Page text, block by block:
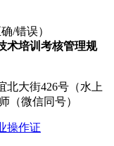
/错误）
术培训考核管理规
北大街426号（水上
（微信同号）
操作证